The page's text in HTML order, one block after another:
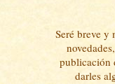
Seré breve y
publicación
darles